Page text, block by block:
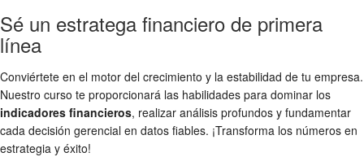
Sé un estratega financiero de primera
línea
Conviértete en el motor del crecimiento y la estabilidad de tu empresa.
Nuestro curso te proporcionará las habilidades para dominar los
indicadores financieros, realizar análisis profundos y fundamentar
cada decisión gerencial en datos fiables. ¡Transforma los números en
estrategia y éxito!